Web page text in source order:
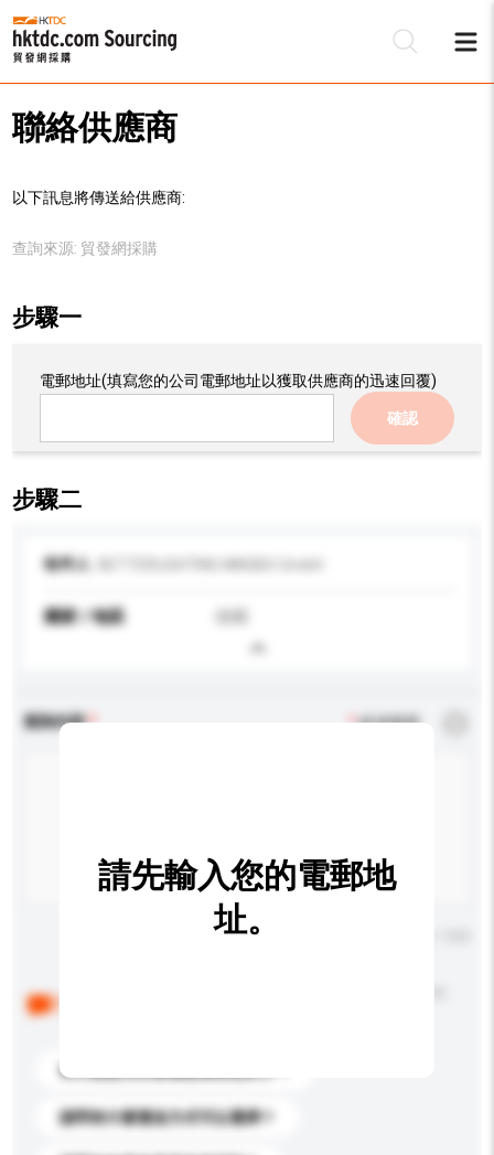
聯絡供應商
以下訊息將傳送給供應商:
查詢來源: 貿發網採購
步驟一
電郵地址(填寫您的公司電郵地址以獲取供應商的迅速回覆)
確認
步驟二
收件人
國家 / 地區
查詢內容 *必須填寫
你們能提供的最優惠價格是多少？
請問有什麼運送方式可以選擇？
請先輸入您的電郵地
址。